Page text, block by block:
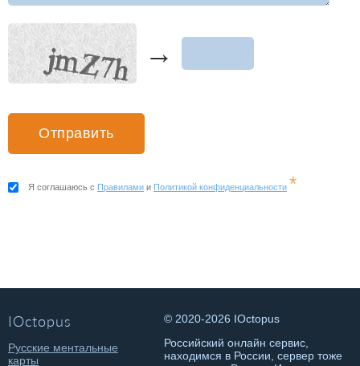
→
Я соглашаюсь с Правилами и Политикой конфиденциальности *
IOctopus
Русские ментальные
карты
© 2020-2026 IOctopus
Российский онлайн сервис,
находимся в России, сервер тоже